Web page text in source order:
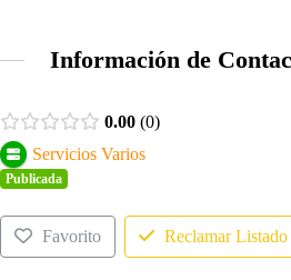
Información de
0.00 0
Servicios Varios
Publicada
Favorito Reclamar Listado